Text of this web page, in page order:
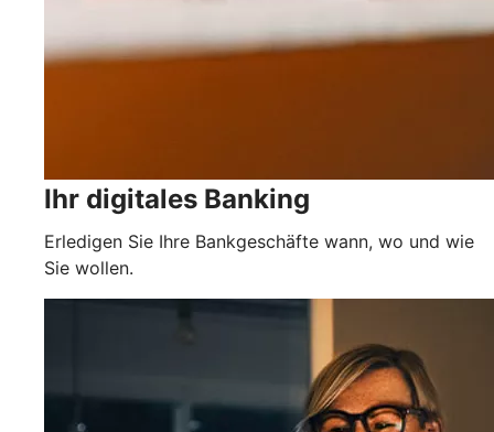
Ihr digitales Banking
Erledigen Sie Ihre Bankgeschäfte wann, wo und wie
Sie wollen.